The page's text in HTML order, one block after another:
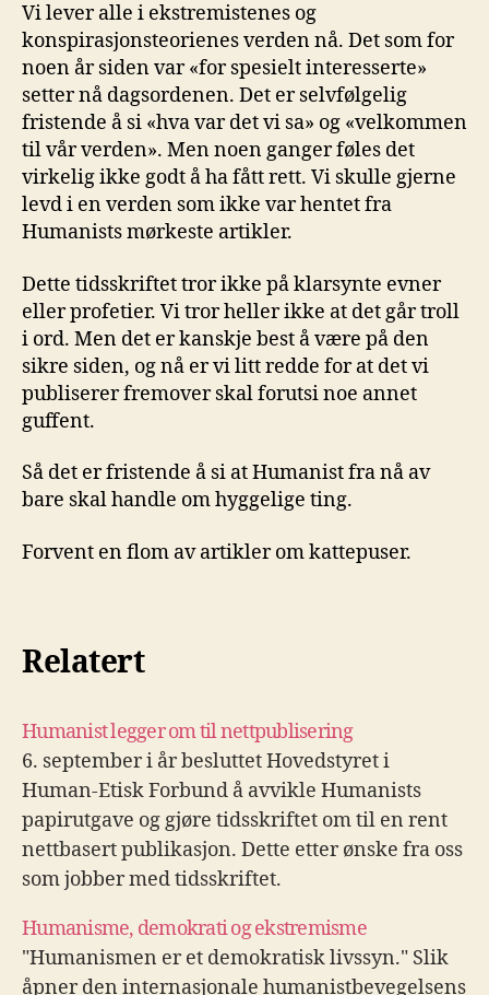
Vi lever alle i ekstremistenes og
konspirasjonsteorienes verden nå. Det som for
noen år siden var «for spesielt interesserte»
setter nå dagsordenen. Det er selvfølgelig
fristende å si «hva var det vi sa» og «velkommen
til vår verden». Men noen ganger føles det
virkelig ikke godt å ha fått rett. Vi skulle gjerne
levd i en verden som ikke var hentet fra
Humanists mørkeste artikler.
Dette tidsskriftet tror ikke på klarsynte evner
eller profetier. Vi tror heller ikke at det går troll
i ord. Men det er kanskje best å være på den
sikre siden, og nå er vi litt redde for at det vi
publiserer fremover skal forutsi noe annet
guffent.
Så det er fristende å si at Humanist fra nå av
bare skal handle om hyggelige ting.
Forvent en flom av artikler om kattepuser.
Relatert
Humanist legger om til nettpublisering
6. september i år besluttet Hovedstyret i
Human-Etisk Forbund å avvikle Humanists
papirutgave og gjøre tidsskriftet om til en rent
nettbasert publikasjon. Dette etter ønske fra oss
som jobber med tidsskriftet.
Humanisme, demokrati og ekstremisme
"Humanismen er et demokratisk livssyn." Slik
åpner den internasjonale humanistbevegelsens